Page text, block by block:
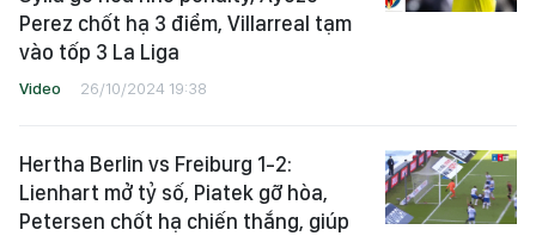
Perez chốt hạ 3 điểm, Villarreal tạm
vào tốp 3 La Liga
Video 26/10/2024 19:38
Hertha Berlin vs Freiburg 1-2:
Lienhart mở tỷ số, Piatek gỡ hòa,
Petersen chốt hạ chiến thắng, giúp